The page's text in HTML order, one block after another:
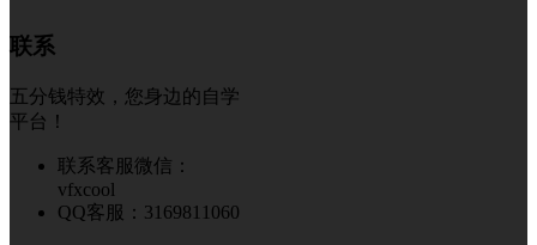
联系
五分钱特效，您身边的自学
平台！
联系客服微信：
vfxcool
QQ客服：3169811060